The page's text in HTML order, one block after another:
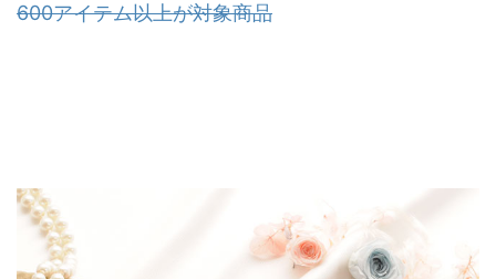
600アイテム以上が対象商品